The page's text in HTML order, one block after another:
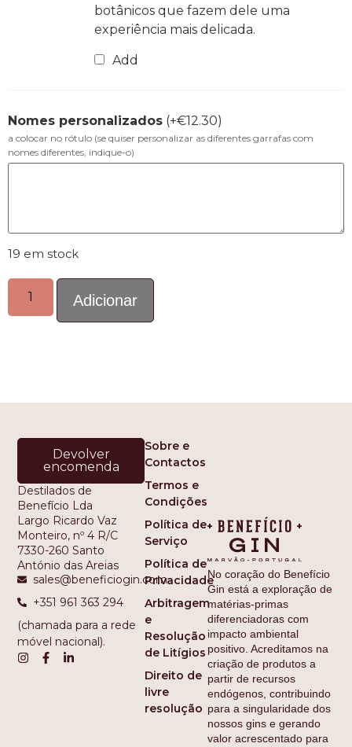
botânicos que fazem dele uma
experiência mais delicada.
Add
Nomes personalizados (+€12.30)
a colocar no rótulo (se quiser personalizar as diferentes garrafas com
nomes diferentes, indique-o)
19 em stock
Adicionar
No coração do Benefício
Gin está a exploração de
matérias-primas
diferenciadoras com
impacto ambiental
positivo. Acreditamos na
criação de produtos a
partir de recursos
endógenos, contribuindo
para a singularidade dos
nossos gins e gerando
valor acrescentado para
Sobre e
Contactos
Termos e
Condições
Política de
Serviço
Política de
Privacidade
Arbitragem
e
Resolução
de Litígios
Direito de
livre
resolução
Devolver
encomenda
Destilados de
Benefício Lda
Largo Ricardo Vaz
Monteiro, nº 4 R/C
7330-260 Santo
António das Areias
sales@beneficiogin.com
+351 961 363 294
(chamada para a rede
móvel nacional).